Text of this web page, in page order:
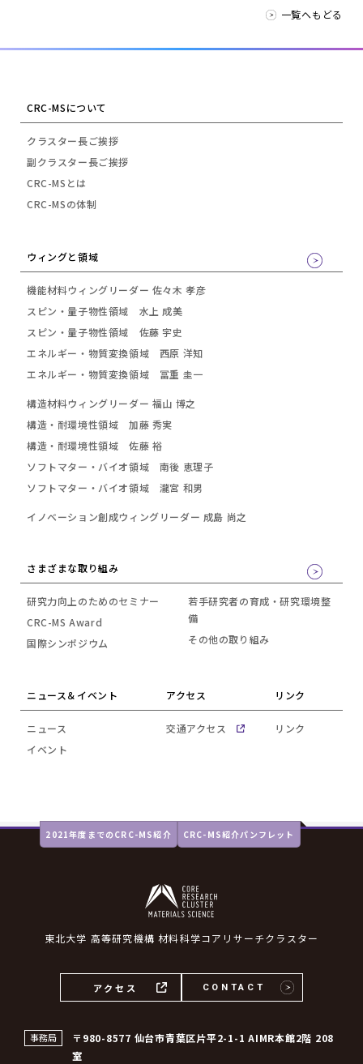
一覧へもどる
CRC-MSについて
クラスター長ご挨拶
副クラスター長ご挨拶
CRC-MSとは
CRC-MSの体制
ウィングと領域
機能材料ウィングリーダー 佐々木 孝彦
スピン・量子物性領域 水上 成美
スピン・量子物性領域 佐藤 宇史
エネルギー・物質変換領域 西原 洋知
エネルギー・物質変換領域 冨重 圭一
構造材料ウィングリーダー 福山 博之
構造・耐環境性領域 加藤 秀実
構造・耐環境性領域 佐藤 裕
ソフトマター・バイオ領域 南後 恵理子
ソフトマター・バイオ領域 瀧宮 和男
イノベーション創成ウィングリーダー 成島 尚之
さまざまな取り組み
研究力向上のためのセミナー
CRC-MS Award
国際シンポジウム
若手研究者の育成・研究環境整
備
その他の取り組み
ニュース＆イベント
ニュース
イベント
アクセス
交通アクセス
リンク
リンク
2021年度までのCRC-MS紹介 CRC-MS紹介パンフレット
東北大学 高等研究機構 材料科学コアリサーチクラスター
事務局
〒980-8577 仙台市青葉区片平2-1-1 AIMR本館2階 208
室
アクセス CONTACT